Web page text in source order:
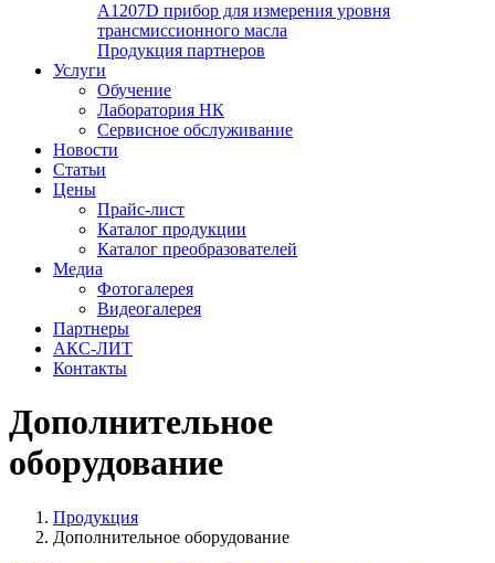
А1207D прибор для измерения уровня
трансмиссионного масла
Продукция партнеров
Услуги
Обучение
Лаборатория НК
Сервисное обслуживание
Новости
Статьи
Цены
Прайс-лист
Каталог продукции
Каталог преобразователей
Медиа
Фотогалерея
Видеогалерея
Партнеры
АКС-ЛИТ
Контакты
Дополнительное
оборудование
Продукция
Дополнительное оборудование